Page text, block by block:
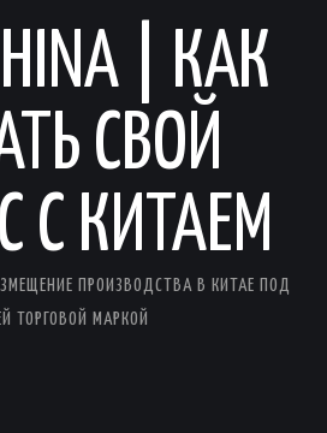
| КАК
СВОЙ
С КИТАЕМ
ПРОИЗВОДСТВА В КИТАЕ ПОД
ТОРГОВОЙ МАРКОЙ